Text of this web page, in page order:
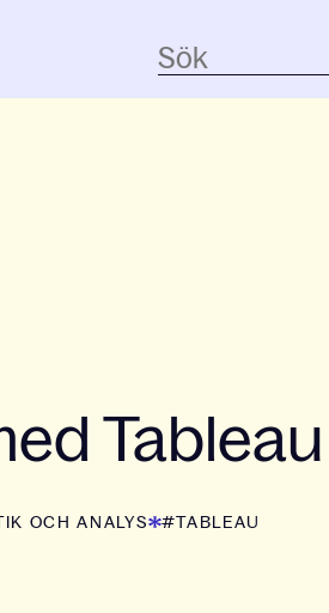
Tableau
OCH ANALYS
#TABLEAU